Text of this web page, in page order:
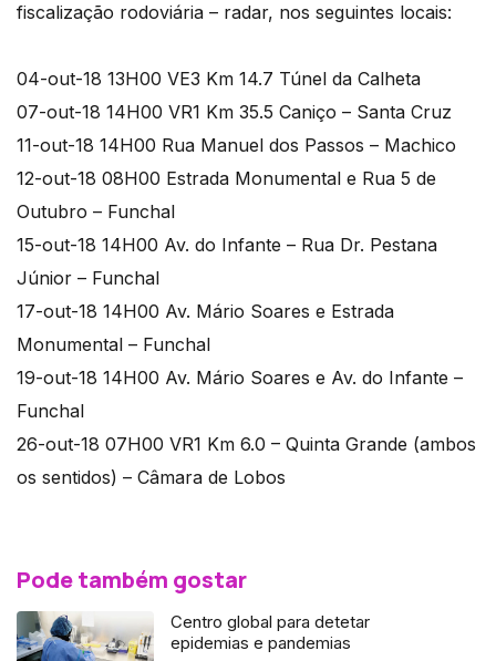
fiscalização rodoviária – radar, nos seguintes locais:
04-out-18 13H00 VE3 Km 14.7 Túnel da Calheta
07-out-18 14H00 VR1 Km 35.5 Caniço – Santa Cruz
11-out-18 14H00 Rua Manuel dos Passos – Machico
12-out-18 08H00 Estrada Monumental e Rua 5 de
Outubro – Funchal
15-out-18 14H00 Av. do Infante – Rua Dr. Pestana
Júnior – Funchal
17-out-18 14H00 Av. Mário Soares e Estrada
Monumental – Funchal
19-out-18 14H00 Av. Mário Soares e Av. do Infante –
Funchal
26-out-18 07H00 VR1 Km 6.0 – Quinta Grande (ambos
os sentidos) – Câmara de Lobos
Pode também gostar
Centro global para detetar
epidemias e pandemias